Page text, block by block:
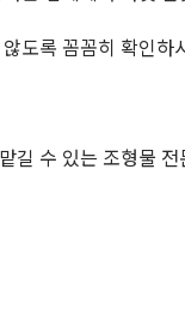
도록 꼼꼼히 확인하
길 수 있는 조형물